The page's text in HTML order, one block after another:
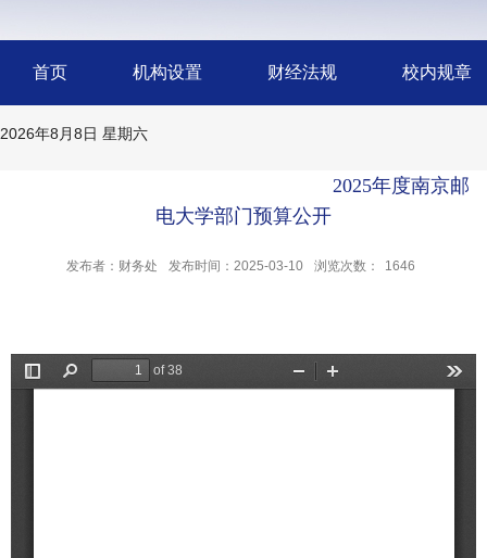
首页 机构设置 财经法规 校内规章
2026年8月8日 星期六
2025年度南京邮
电大学部门预算公开
发布者：财务处 发布时间：2025-03-10 浏览次数： 1646